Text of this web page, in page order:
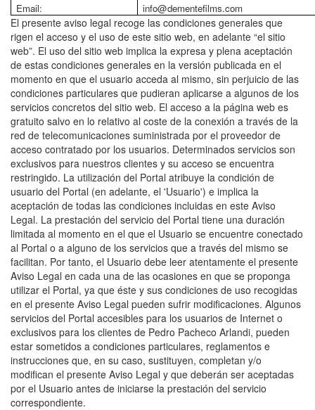
Email:
info@dementefilms.com
El presente aviso legal recoge las condiciones generales que
rigen el acceso y el uso de este sitio web, en adelante “el sitio
web”. El uso del sitio web implica la expresa y plena aceptación
de estas condiciones generales en la versión publicada en el
momento en que el usuario acceda al mismo, sin perjuicio de las
condiciones particulares que pudieran aplicarse a algunos de los
servicios concretos del sitio web. El acceso a la página web es
gratuito salvo en lo relativo al coste de la conexión a través de la
red de telecomunicaciones suministrada por el proveedor de
acceso contratado por los usuarios. Determinados servicios son
exclusivos para nuestros clientes y su acceso se encuentra
restringido. La utilización del Portal atribuye la condición de
usuario del Portal (en adelante, el 'Usuario') e implica la
aceptación de todas las condiciones incluidas en este Aviso
Legal. La prestación del servicio del Portal tiene una duración
limitada al momento en el que el Usuario se encuentre conectado
al Portal o a alguno de los servicios que a través del mismo se
facilitan. Por tanto, el Usuario debe leer atentamente el presente
Aviso Legal en cada una de las ocasiones en que se proponga
utilizar el Portal, ya que éste y sus condiciones de uso recogidas
en el presente Aviso Legal pueden sufrir modificaciones. Algunos
servicios del Portal accesibles para los usuarios de Internet o
exclusivos para los clientes de Pedro Pacheco Arlandi, pueden
estar sometidos a condiciones particulares, reglamentos e
instrucciones que, en su caso, sustituyen, completan y/o
modifican el presente Aviso Legal y que deberán ser aceptadas
por el Usuario antes de iniciarse la prestación del servicio
correspondiente.